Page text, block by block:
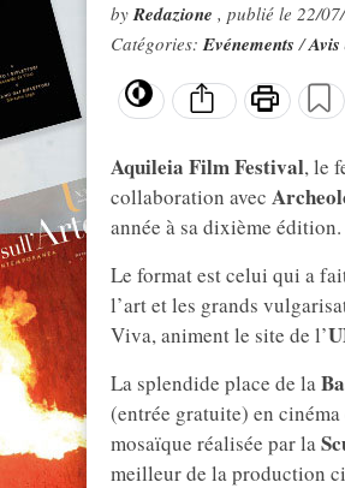
byRedazione , publié le 22/
Catégories:Evénements/
Aquileia Film Festival, le
collaboration avec
année à sa dixième édition.
Le format est celui qui a
l’art et les grands
Viva, animent le site de l’
La splendide place de la
(entrée gratuite) en
mosaïque réalisée par la
meilleur de la production